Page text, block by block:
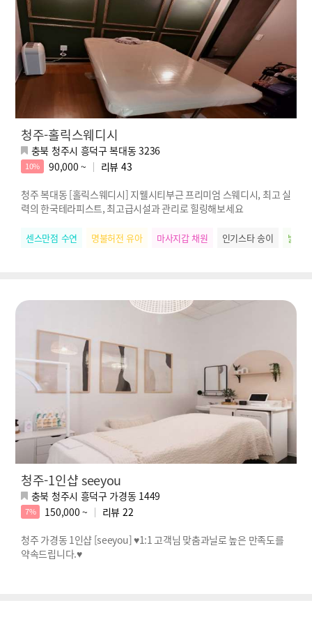
청주-홀릭스웨디시
충북 청주시 흥덕구 복대동 3236
10% 90,000 ~ 리뷰 43
청주 복대동 [홀릭스웨디시] 지웰시티부근 프리미엄 스웨디시, 최고 실
력의 한국테라피스트, 최고급시설과 관리로 힐링해보세요
센스만점 수연 명불허전 유아 마사지갑 채원 인기스타 송이 밝은
청주-1인샵 seeyou
충북 청주시 흥덕구 가경동 1449
7% 150,000 ~ 리뷰 22
청주 가경동 1인샵 [seeyou] ♥1:1 고객님 맞춤과닐로 높은 만족도를
약속드립니다.♥